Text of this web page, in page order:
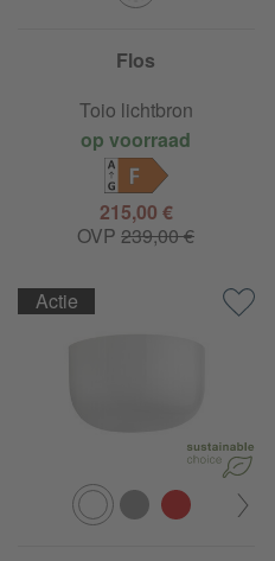
Flos
Toio lichtbron
op voorraad
F
215,00 €
OVP239,00 €
Actie